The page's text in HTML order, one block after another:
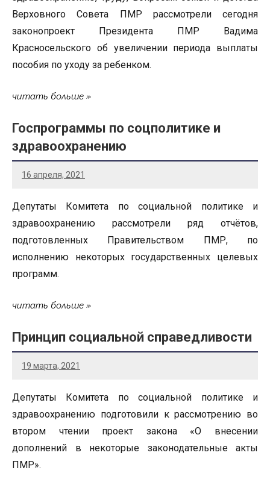
Верховного Совета ПМР рассмотрели сегодня
законопроект Президента ПМР Вадима
Красносельского об увеличении периода выплаты
пособия по уходу за ребенком.
читать больше
Госпрограммы по соцполитике и
здравоохранению
16 апреля, 2021
Депутаты Комитета по социальной политике и
здравоохранению рассмотрели ряд отчётов,
подготовленных Правительством ПМР, по
исполнению некоторых государственных целевых
программ.
читать больше
Принцип социальной справедливости
19 марта, 2021
Депутаты Комитета по социальной политике и
здравоохранению подготовили к рассмотрению во
втором чтении проект закона «О внесении
дополнений в некоторые законодательные акты
ПМР».